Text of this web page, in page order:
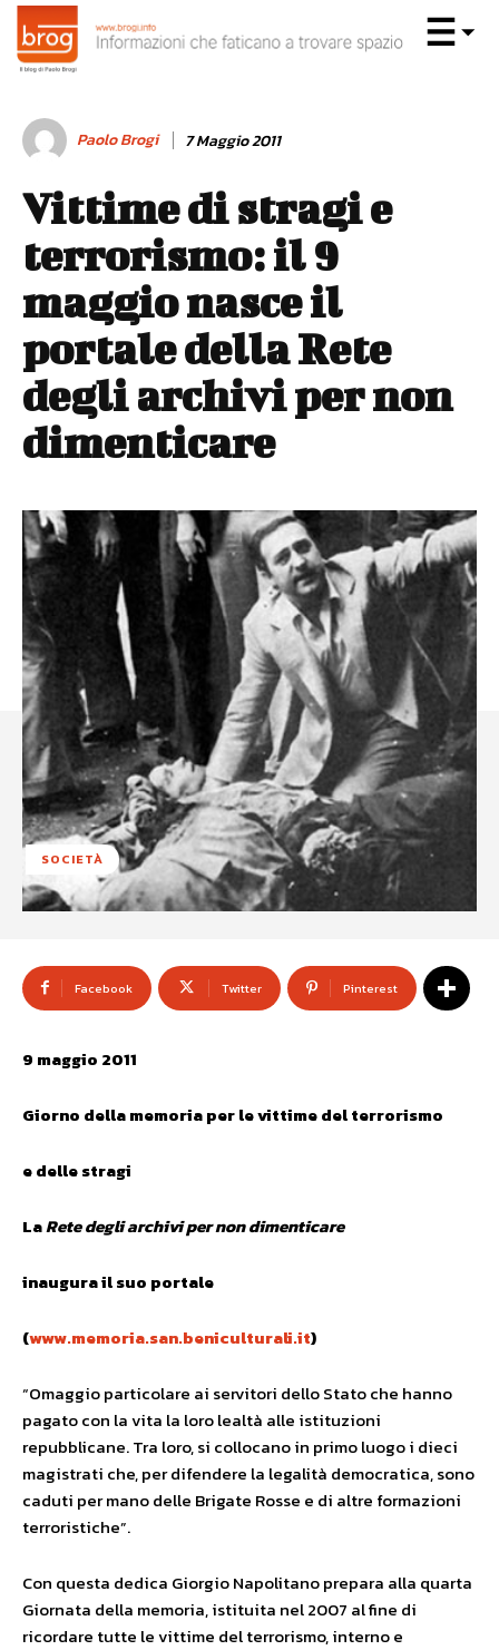
Paolo Brogi 7 Maggio 2011
Vittime di stragi e
terrorismo: il 9
maggio nasce il
portale della Rete
degli archivi per non
dimenticare
SOCIETÀ
Facebook Twitter Pinterest
9 maggio 2011
Giorno della memoria per le vittime del terrorismo
e delle stragi
LaRete degli archivi per non dimenticare
inaugura il suo portale
(www.memoria.san.beniculturali.it)
“Omaggio particolare ai servitori dello Stato che hanno
pagato con la vita la loro lealtà alle istituzioni
repubblicane. Tra loro, si collocano in primo luogo i dieci
magistrati che, per difendere la legalità democratica, sono
caduti per mano delle Brigate Rosse e di altre formazioni
terroristiche”.
Con questa dedica Giorgio Napolitano prepara alla quarta
Giornata della memoria, istituita nel 2007 al fine di
ricordare tutte le vittime del terrorismo, interno e